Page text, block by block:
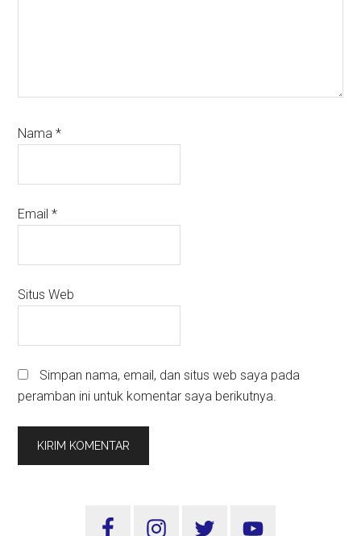
Nama*
Email*
Situs Web
Simpan nama, email, dan situs web saya pada
peramban ini untuk komentar saya berikutnya.
Sidebar